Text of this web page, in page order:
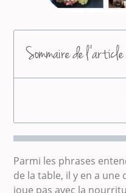
Sommaire de l'article
Parmi les phrases
de la table, il y en a une
joue pas avec la